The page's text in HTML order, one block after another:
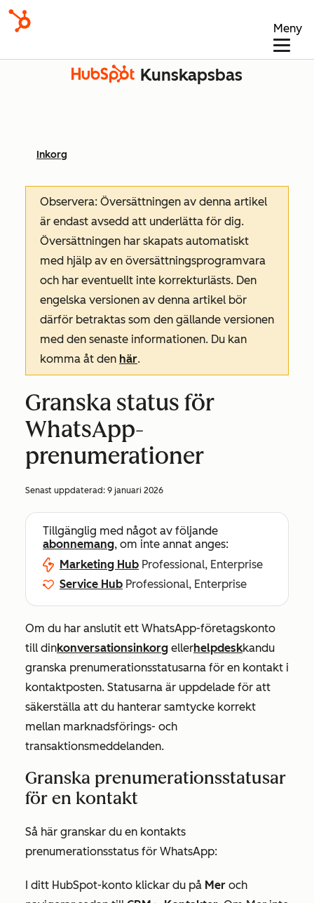
Meny
Kunskapsbas
Inkorg
Observera: Översättningen av denna artikel
är endast avsedd att underlätta för dig.
Översättningen har skapats automatiskt
med hjälp av en översättningsprogramvara
och har eventuellt inte korrekturlästs. Den
engelska versionen av denna artikel bör
därför betraktas som den gällande versionen
med den senaste informationen. Du kan
komma åt den här.
Granska status för
WhatsApp-
prenumerationer
Senast uppdaterad: 9 januari 2026
Tillgänglig med något av följande
abonnemang, om inte annat anges:
Marketing Hub Professional, Enterprise
Service Hub Professional, Enterprise
Om du har anslutit ett WhatsApp-företagskonto
till dinkonversationsinkorg ellerhelpdeskkandu
granska prenumerationsstatusarna för en kontakt i
kontaktposten. Statusarna är uppdelade för att
säkerställa att du hanterar samtycke korrekt
mellan marknadsförings- och
transaktionsmeddelanden.
Granska prenumerationsstatusar
för en kontakt
Så här granskar du en kontakts
prenumerationsstatus för WhatsApp:
I ditt HubSpot-konto klickar du på Mer och